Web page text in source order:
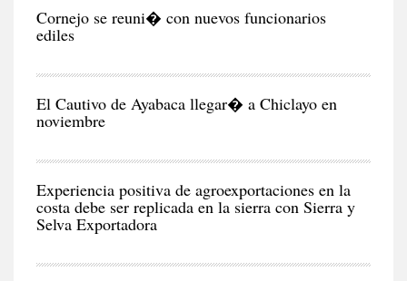
Cornejo se reuni� con nuevos funcionarios
ediles
El Cautivo de Ayabaca llegar� a Chiclayo en
noviembre
Experiencia positiva de agroexportaciones en la
costa debe ser replicada en la sierra con Sierra y
Selva Exportadora